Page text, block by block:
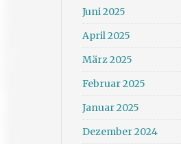
Juni 2025
April 2025
März 2025
Februar 2025
Januar 2025
Dezember 2024